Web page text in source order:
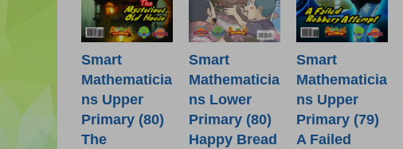
Smart
Mathematicia
ns Upper
Primary (80)
The
Smart
Mathematicia
ns Lower
Primary (80)
Happy Bread
Smart
Mathematicia
ns Upper
Primary (79)
A Failed